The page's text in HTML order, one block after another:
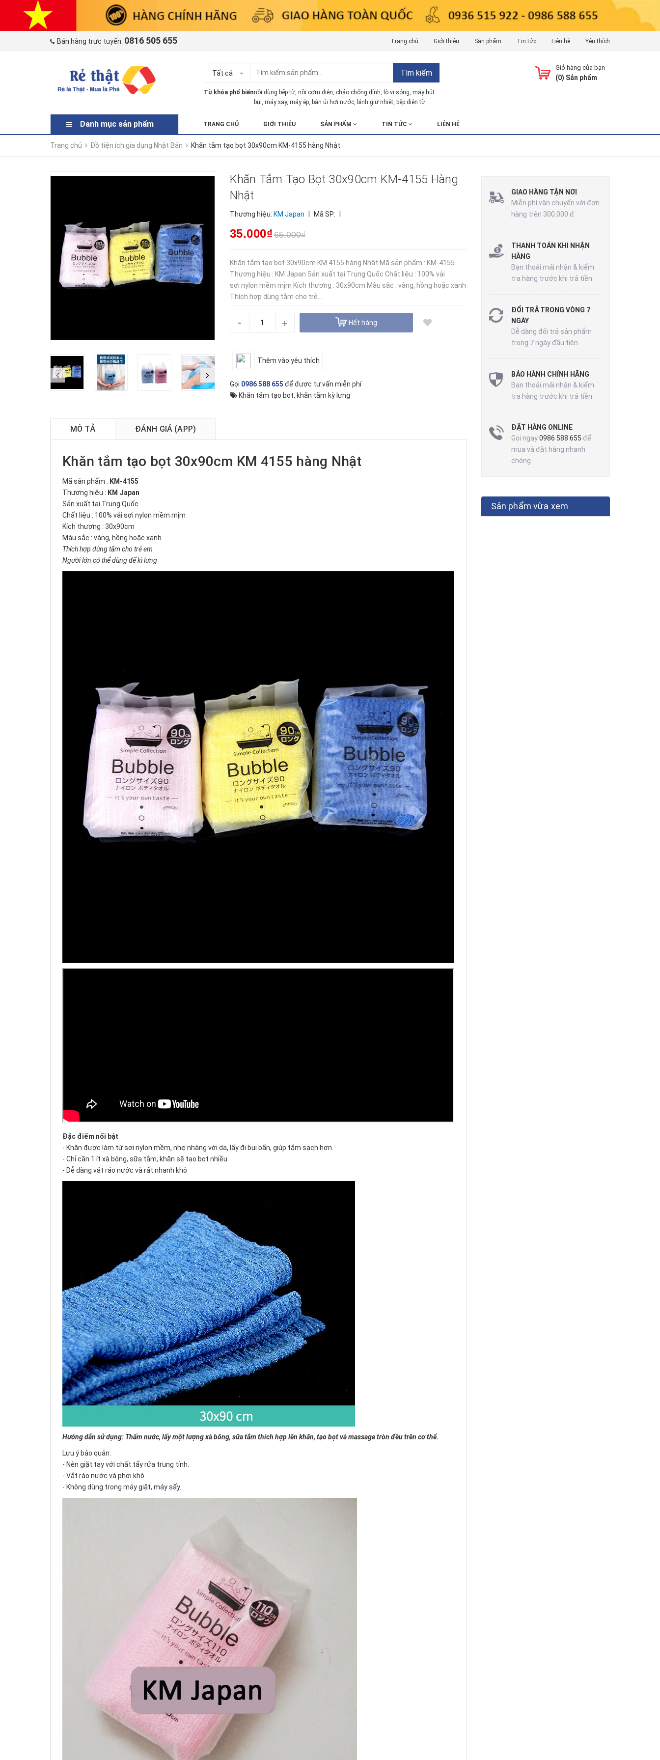
Bán hàng trực tuyến: 0816 505 655 Trang chủ Giới thiệu Sản phẩm Tin tức Liên hệ Yêu thích
Tất cả Tìm kiếm
Từ khóa phổ biến:nồi dùng bếp từ, nồi cơm điện, chảo chống dính, lò vi sóng, máy hút
bụi, máy xay, máy ép, bàn ủi hơi nước, bình giữ nhiệt, bếp điện từ
Giỏ hàng của bạn
(0) Sản phẩm
Danh mục sản phẩm TRANG CHỦ GIỚI THIỆU SẢN PHẨM TIN TỨC LIÊN HỆ
Trang chủ Đồ tiện ích gia dụng Nhật Bản Khăn tắm tạo bọt 30x90cm KM-4155 hàng Nhật
Khăn Tắm Tạo Bọt 30x90cm KM-4155 Hàng
Nhật
Thương hiệu: KM Japan Mã SP:
35.000₫65.000₫
Khăn tắm tạo bọt 30x90cm KM 4155 hàng Nhật Mã sản phẩm : KM-4155
Thương hiệu : KM Japan Sản xuất tại Trung Quốc Chất liệu : 100% vải
sợi nylon mềm mịm Kích thương : 30x90cm Màu sắc : vàng, hồng hoặc xanh
Thích hợp dùng tắm cho trẻ...
- + Hết hàng
Thêm vào yêu thích
Gọi 0986 588 655 để được tư vấn miễn phí
Khăn tắm tạo bọt, khăn tắm kỳ lưng
MÔ TẢ ĐÁNH GIÁ (APP)
Khăn tắm tạo bọt 30x90cm KM 4155 hàng Nhật
Mã sản phẩm : KM-4155
Thương hiệu : KM Japan
Sản xuất tại Trung Quốc
Chất liệu : 100% vải sợi nylon mềm mịm
Kích thương : 30x90cm
Màu sắc : vàng, hồng hoặc xanh
Thích hợp dùng tắm cho trẻ em
Người lớn có thể dùng để kì lưng
Đặc điểm nổi bật
​- Khăn được làm từ sơi nylon mềm, nhẹ nhàng với da, lấy đi bụi bẩn, giúp tắm sạch hơn.
- Chỉ cần 1 ít xà bông, sữa tắm, khăn sẽ tạo bọt nhiều.
- Dễ dàng vắt ráo nước và rất nhanh khô
Hướng dẫn sử dụng: Thấm nước, lấy một lượng xà bông, sữa tắm thích hợp lên khăn, tạo bọt và massage tròn đều trên cơ thể.
Lưu ý bảo quản:
- Nên giặt tay với chất tẩy rửa trung tính.
- Vắt ráo nước và phơi khô.
- Không dùng trong máy giặt, máy sấy.
GIAO HÀNG TẬN NƠI
Miễn phí vận chuyển với đơn
hàng trên 300.000 đ.
THANH TOÁN KHI NHẬN
HÀNG
Bạn thoải mái nhận & kiểm
tra hàng trước khi trả tiền.
ĐỔI TRẢ TRONG VÒNG 7
NGÀY
Dễ dàng đổi trả sản phẩm
trong 7 ngày đầu tiên
BẢO HÀNH CHÍNH HÃNG
Bạn thoải mái nhận & kiểm
tra hàng trước khi trả tiền.
ĐẶT HÀNG ONLINE
Gọi ngay0986 588 655 để
mua và đặt hàng nhanh
chóng
Sản phẩm vừa xem